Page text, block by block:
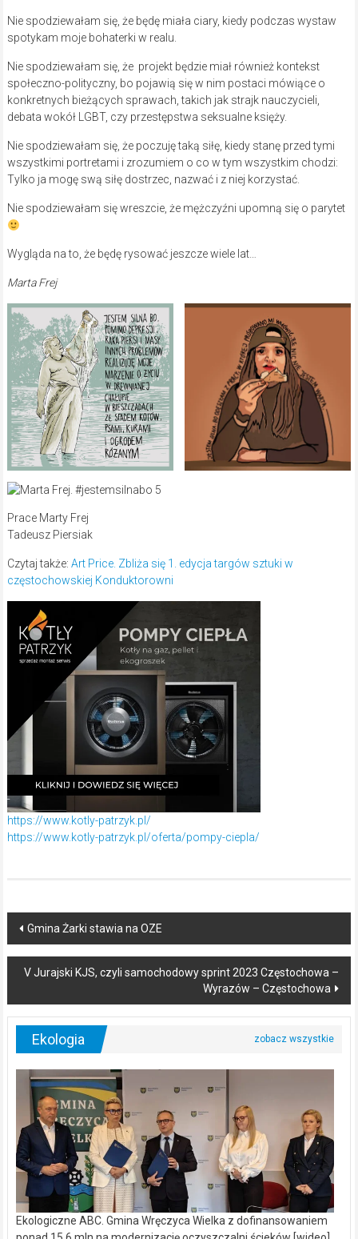
Nie spodziewałam się, że będę miała ciary, kiedy podczas wystaw
spotykam moje bohaterki w realu.
Nie spodziewałam się, że projekt będzie miał również kontekst
społeczno-polityczny, bo pojawią się w nim postaci mówiące o
konkretnych bieżących sprawach, takich jak strajk nauczycieli,
debata wokół LGBT, czy przestępstwa seksualne księży.
Nie spodziewałam się, że poczuję taką siłę, kiedy stanę przed tymi
wszystkimi portretami i zrozumiem o co w tym wszystkim chodzi:
Tylko ja mogę swą siłę dostrzec, nazwać i z niej korzystać.
Nie spodziewałam się wreszcie, że mężczyźni upomną się o parytet
Wygląda na to, że będę rysować jeszcze wiele lat…
Marta Frej
Prace Marty Frej
Tadeusz Piersiak
Czytaj także: Art Price. Zbliża się 1. edycja targów sztuki w
częstochowskiej Konduktorowni
https://www.kotly-patrzyk.pl/
https://www.kotly-patrzyk.pl/oferta/pompy-ciepla/
Post
navigation
Gmina Żarki stawia na OZE
V Jurajski KJS, czyli samochodowy sprint 2023 Częstochowa –
Wyrazów – Częstochowa
Ekologia
Ekologiczne ABC. Gmina Wręczyca Wielka z dofinansowaniem